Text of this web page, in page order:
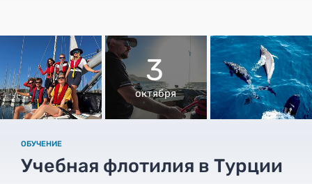
3
октября
ОБУЧЕНИЕ
Учебная флотилия в Турции